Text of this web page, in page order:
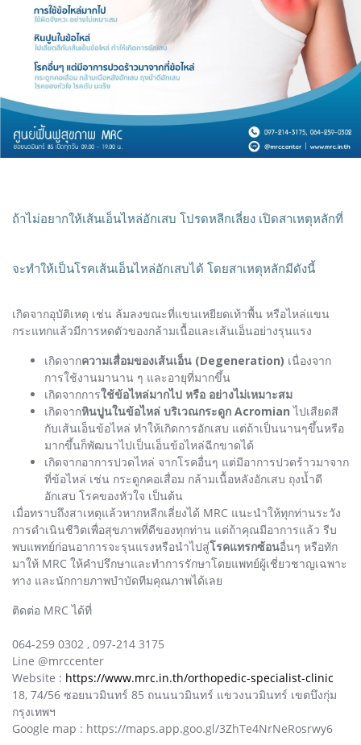
ถ้าไม่อยากให้เส้นเอ็นไหล่อักเสบ โปรดหลีกเลี่ยง เปิดสาเหตุหลักที่
จะทำให้เป็นโรคเส้นเอ็นไหล่อักเสบได้ โดยสาเหตุหลักมีดังนี้
เกิดจากอุบัติเหตุ เช่น ล้มลงขณะที่แขนเหยียดเท้าพื้น หรือไหล่แขน
กระแทกแล้วมีการหดตัวของกล้ามเนื้อและเส้นเอ็นอย่างรุนแรง
เกิดจากความเสื่อมของเส้นเอ็น (Degeneration) เนื่องจาก
การใช้งานมานาน ๆ และอายุที่มากขึ้น
เกิดจากการใช้ข้อไหล่มากไป หรือ อย่างไม่เหมาะสม
เกิดจากหินปูนในข้อไหล่ บริเวณกระดูก Acromian ไปเสืยดสี
กับเส้นเอ็นข้อไหล่ ทำให้เกิดการอักเสบ แต่ถ้าเป็นนานๆขึ้นหรือ
มากขึ้นก็พัฒนาไปเป็นเอ็นข้อไหล่ฉีกขาดได้
เกิดจากอาการปวดไหล่ จากโรคอื่นๆ แต่มีอาการปวดร้าวมาจาก
ที่ข้อไหล่ เช่น กระดูกคอเสื่อม กล้ามเนื้อหลังอักเสบ ถุงน้ำดี
อักเสบ โรคของหัวใจ เป็นต้น
เมื่อทราบถึงสาเหตุแล้วหากหลีกเลี่ยงได้ MRC แนะนำให้ทุกท่านระวัง
การดำเนินชีวิตเพื่อสุขภาพที่ดีของทุกท่าน แต่ถ้าคุณมีอาการแล้ว รีบ
พบแพทย์ก่อนอาการจะรุนแรงหรือนำไปสู่โรคแทรกซ้อนอื่นๆ หรือทัก
มาให้ MRC ให้คำปรึกษาและทำการรักษาโดยแพทย์ผู้เชี่ยวชาญเฉพาะ
ทาง และนักกายภาพบำบัดทีมคุณภาพได้เลย
ติดต่อ MRC ได้ที่
064-259 0302 , 097-214 3175
Line @mrccenter
Website : https://www.mrc.in.th/orthopedic-specialist-clinic
18, 74/56 ซอยนวมินทร์ 85 ถนนนวมินทร์ แขวงนวมินทร์ เขตบึงกุ่ม
กรุงเทพฯ
Google map : https://maps.app.goo.gl/3ZhTe4NrNeRosrwy6